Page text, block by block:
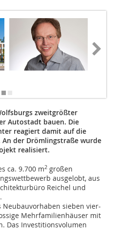
zweitgrößter
Autostadt bauen. Die
reagiert damit auf die
der Drömlingstraße wurde
realisiert.
ca. 9.700 m2 großen
ausgelobt, aus
Reichel und
sieben vier-
Mehrfamilienhäuser mit
Das Investitionsvolumen